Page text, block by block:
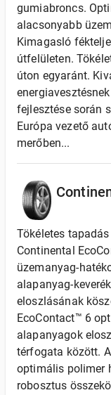
gumiabroncs.
alacsonyabb
Kimagasló
útfelületen.
úton egyaránt.
fejlesztése során
Európa vezető
merőben...
Tökéletes
Continental
üzemanyag-
alapanyag-
eloszlásának
EcoContact™ 6
alapanyagok
térfogata között.
optimális polimer
robosztus